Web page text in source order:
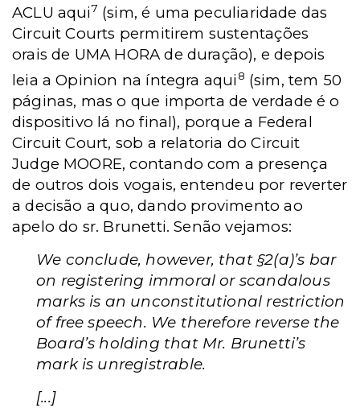
ACLU aqui7 (sim, é uma peculiaridade das
Circuit Courts permitirem sustentações
orais de UMA HORA de duração), e depois
leia a Opinion na íntegra aqui 8 (sim, tem 50
páginas, mas o que importa de verdade é o
dispositivo lá no final), porque a Federal
Circuit Court, sob a relatoria do Circuit
Judge MOORE, contando com a presença
de outros dois vogais, entendeu por reverter
a decisão a quo, dando provimento ao
apelo do sr. Brunetti. Senão vejamos:
We conclude, however, that §2(a)’s bar
on registering immoral or scandalous
marks is an unconstitutional restriction
of free speech. We therefore reverse the
Board’s holding that Mr. Brunetti’s
mark is unregistrable.
[...]